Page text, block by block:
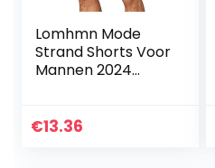
Lomhmn Mode
Strand Shorts Voor
Mannen 2024
Size Broek Pocket
€13.36